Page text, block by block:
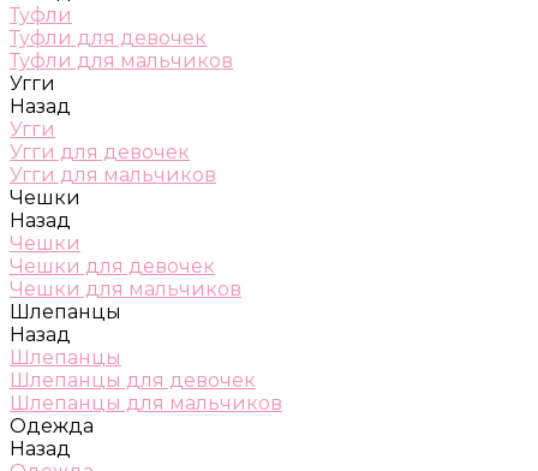
Туфли
Туфли для девочек
Туфли для мальчиков
Угги
Назад
Угги
Угги для девочек
Угги для мальчиков
Чешки
Назад
Чешки
Чешки для девочек
Чешки для мальчиков
Шлепанцы
Назад
Шлепанцы
Шлепанцы для девочек
Шлепанцы для мальчиков
Одежда
Назад